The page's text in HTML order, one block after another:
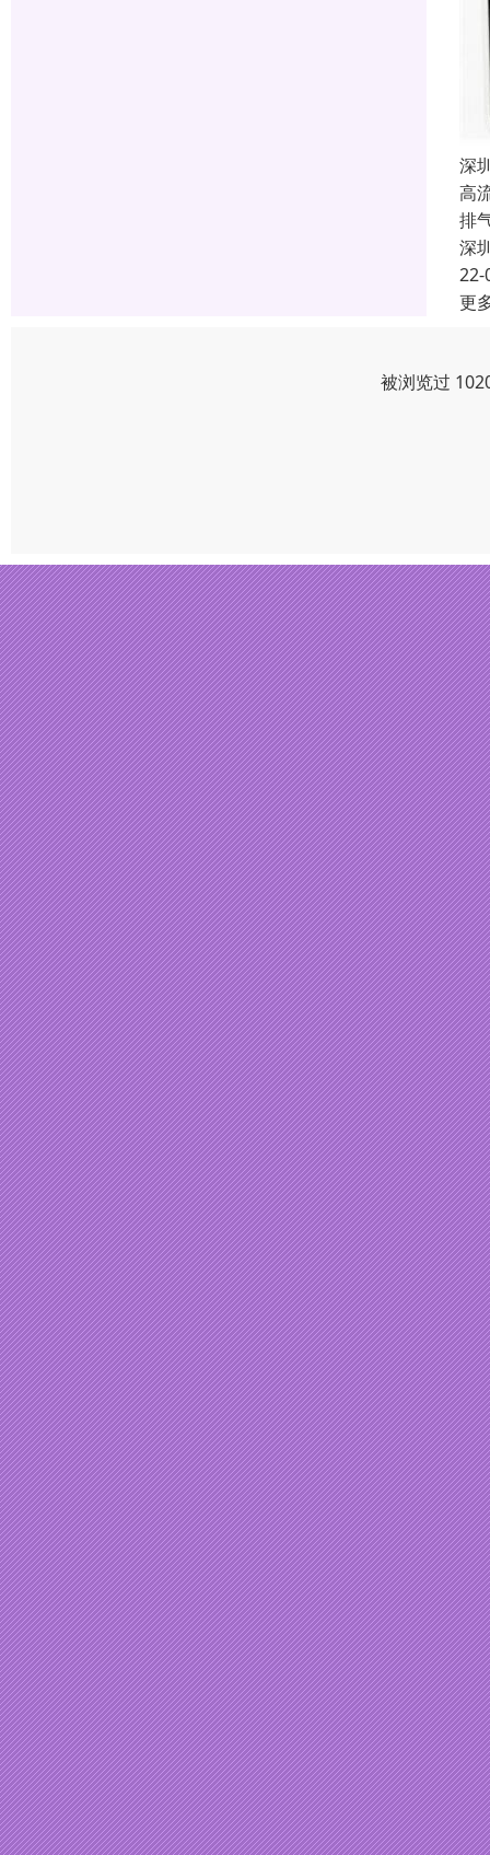
深
高
排
深
22-
更
被浏览过